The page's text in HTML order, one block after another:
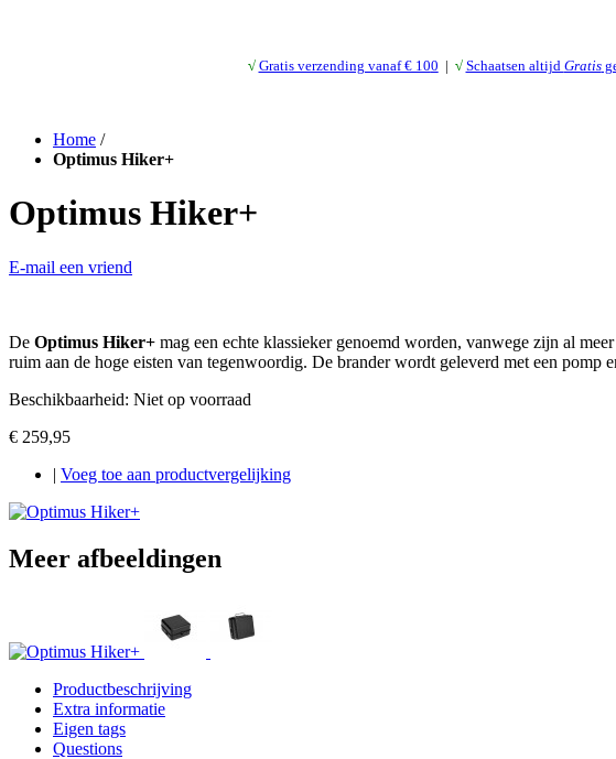
√ Gratis verzending vanaf € 100 | √ Schaatsen altijd Gratis
Home /
Optimus Hiker+
Optimus Hiker+
E-mail een vriend
De Optimus Hiker+ mag een echte klassieker genoemd worden, vanwege zijn al
ruim aan de hoge eisten van tegenwoordig. De brander wordt geleverd met een pomp
Beschikbaarheid: Niet op voorraad
€ 259,95
| Voeg toe aan productvergelijking
Meer afbeeldingen
Productbeschrijving
Extra informatie
Eigen tags
Questions